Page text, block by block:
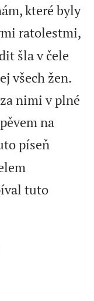
které byly
ratolestmi,
šla v čele
všech žen.
nimi v plné
na
píseň
tuto